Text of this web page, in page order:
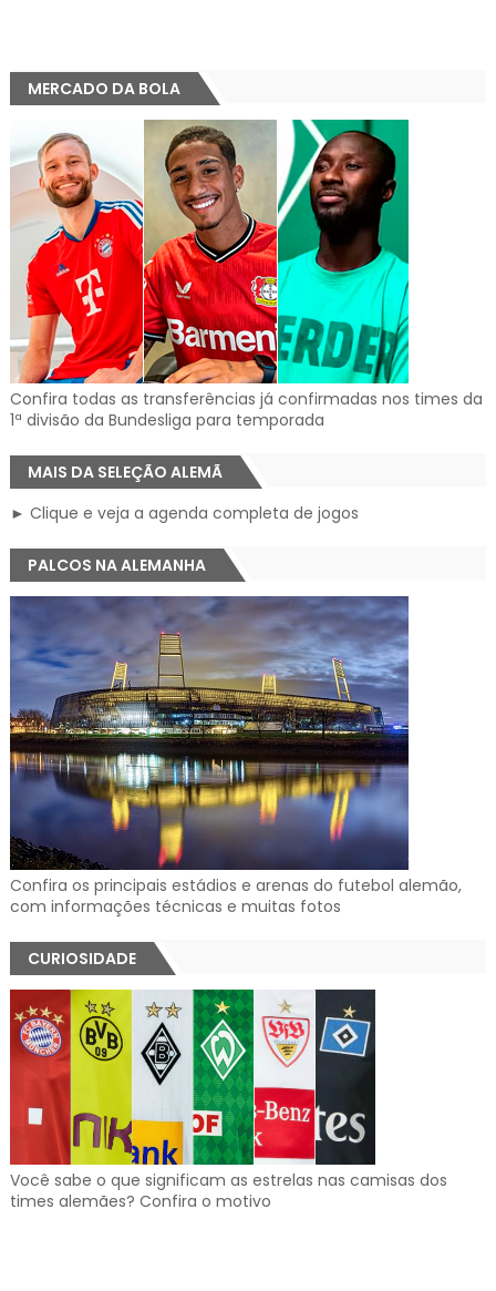
MERCADO DA BOLA
Confira todas as transferências já confirmadas nos times da
1ª divisão da Bundesliga para temporada
MAIS DA SELEÇÃO ALEMÃ
► Clique e veja a agenda completa de jogos
PALCOS NA ALEMANHA
Confira os principais estádios e arenas do futebol alemão,
com informações técnicas e muitas fotos
CURIOSIDADE
Você sabe o que significam as estrelas nas camisas dos
times alemães? Confira o motivo